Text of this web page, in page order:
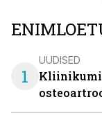
1
UUDISED
Kliinikumi